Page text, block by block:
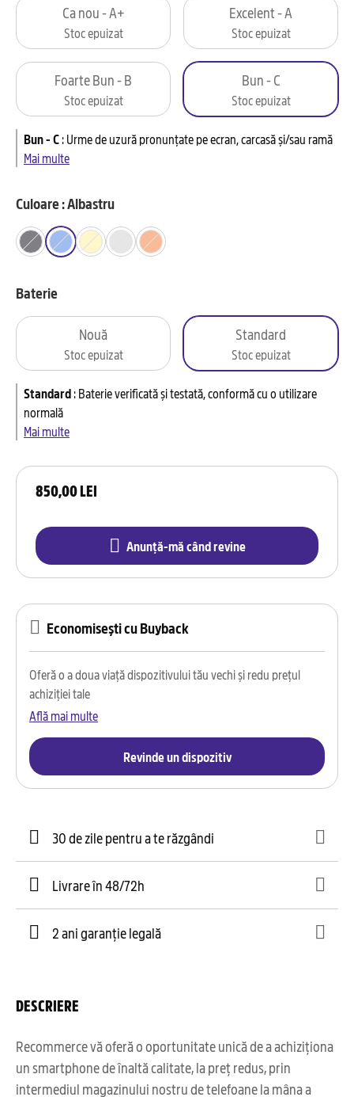
850,00 LEI
Anunță-mă când revine
Ca nou - A+
Stoc epuizat
Excelent - A
Stoc epuizat
Foarte Bun - B
Stoc epuizat
Bun - C
Stoc epuizat
Bun - C:Urme de uzură pronunțate pe ecran, carcasă și/sau ramă
Mai multe
Culoare : Albastru
Baterie
Nouă
Stoc epuizat
Standard
Stoc epuizat
Standard:Baterie verificată și testată, conformă cu o utilizare
normală
Mai multe
Economisești cu Buyback
Oferă o a doua viață dispozitivului tău vechi și redu prețul
achiziției tale
Află mai multe
Revinde un dispozitiv
30 de zile pentru a te răzgândi
Livrare în 48/72h
2 ani garanție legală
DESCRIERE
Recommerce vă oferă o oportunitate unică de a achiziționa
un smartphone de înaltă calitate, la preț redus, prin
intermediul magazinului nostru de telefoane la mâna a